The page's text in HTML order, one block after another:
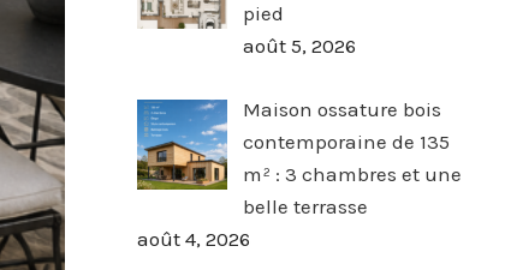
pied
août 5, 2026
Maison ossature bois
contemporaine de 135
m² : 3 chambres et une
belle terrasse
août 4, 2026